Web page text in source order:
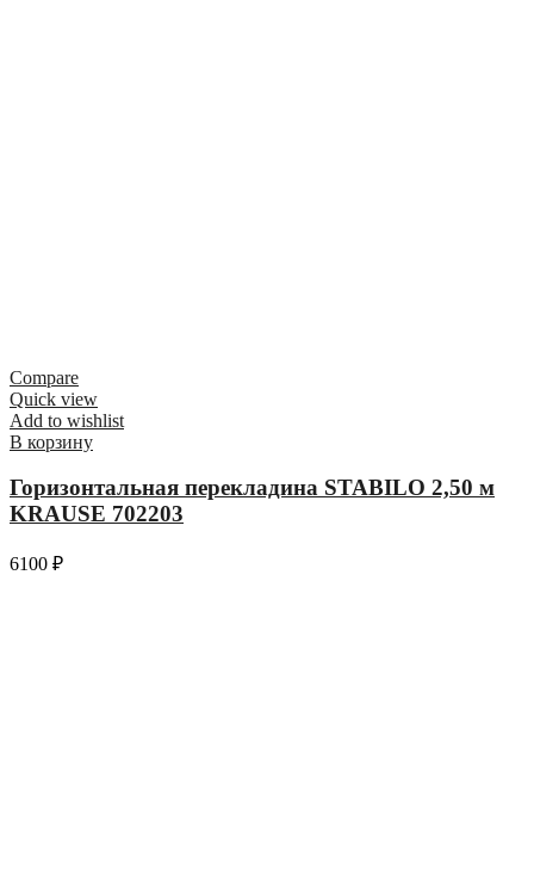
Compare
Quick view
Add to wishlist
В корзину
Горизонтальная перекладина STABILO 2,50 м
KRAUSE 702203
6100 ₽